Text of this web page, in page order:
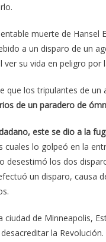
muerte de Hansel
a un disparo de un
su vida en peligro
que los tripulantes de un
de un paradero de
este se dio a la
lo golpeó en la
los dos
un disparo, causa
de Minneapolis,
la Revolución.